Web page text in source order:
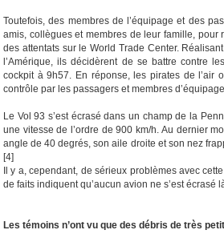
Toutefois, des membres de l’équipage et des
amis, collègues et membres de leur famille,
des attentats sur le World Trade Center.
l’Amérique, ils décidèrent de se battre contre
cockpit à 9h57. En réponse, les pirates de l’air
contrôle par les passagers et membres
Le Vol 93 s’est écrasé dans un champ de la
une vitesse de l’ordre de 900 km/h. Au dernier
angle de 40 degrés, son aile droite et son nez
[4]
Il y a, cependant, de sérieux problèmes avec
de faits indiquent qu’aucun avion ne s’est
Les témoins n’ont vu que des débris de très